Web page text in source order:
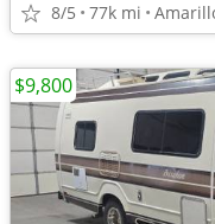
8/5 77k mi
$9,800